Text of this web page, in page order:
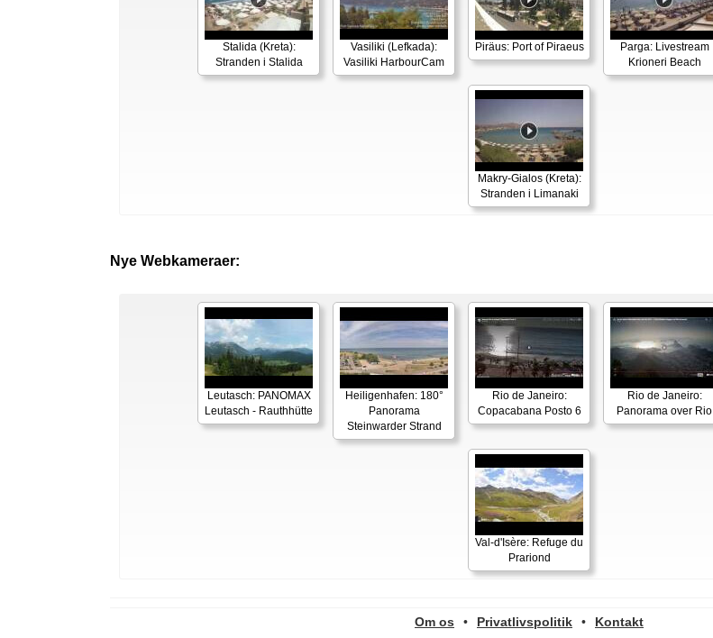
Stalida (Kreta):
Stranden i Stalida
Vasiliki (Lefkada):
Vasiliki HarbourCam
Piräus: Port of Piraeus
Parga: Livestream
Krioneri Beach
Makry-Gialos (Kreta):
Stranden i Limanaki
Nye Webkameraer:
Leutasch: PANOMAX
Leutasch - Rauthhütte
Heiligenhafen: 180°
Panorama
Steinwarder Strand
Rio de Janeiro:
Copacabana Posto 6
Rio de Janeiro:
Panorama over Rio
Val-d'Isère: Refuge du
Prariond
Om os • Privatlivspolitik • Kontakt